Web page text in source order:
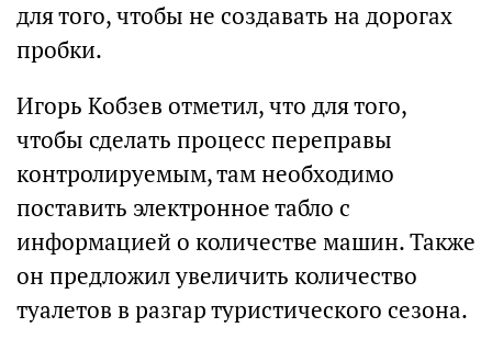
для того, чтобы не создавать на дорогах
пробки.
Игорь Кобзев отметил, что для того,
чтобы сделать процесс переправы
контролируемым, там необходимо
поставить электронное табло с
информацией о количестве машин. Также
он предложил увеличить количество
туалетов в разгар туристического сезона.